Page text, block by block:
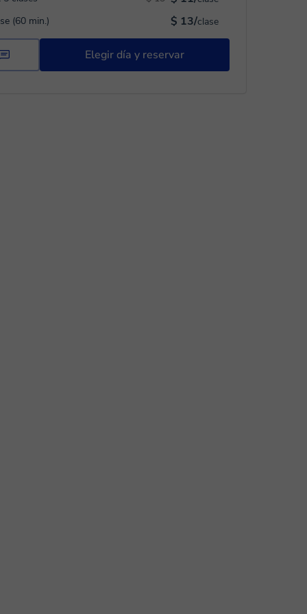
(60 min.)
$ 13/clase
Elegir día y reservar